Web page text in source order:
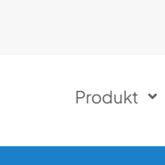
Produkt